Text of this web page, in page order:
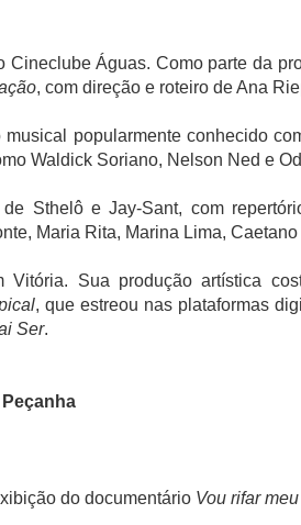
Águas. Como parte da
, com direção e roteiro de Ana
popularmente conhecido
Waldick Soriano, Nelson Ned e
Sthelô e Jay-Sant, com
Maria Rita, Marina Lima,
Sua produção artística
, que estreou nas plataformas
Ser.
do documentário Vou rifar